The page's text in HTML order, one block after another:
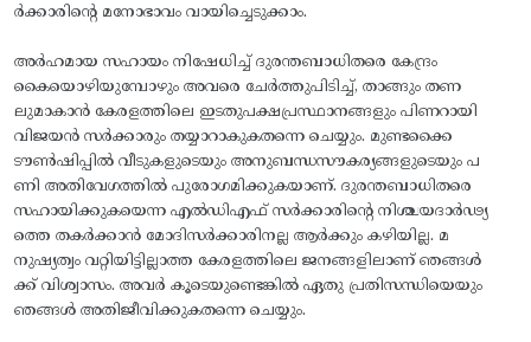
ർക്കാരിന്റെ മനോഭാവം വായിച്ചെടുക്കാം.
അർഹമായ സഹായം നിഷേധിച്ച് ദുരന്തബാധിതരെ കേന്ദ്രം
കൈയൊഴിയുമ്പോഴും അവരെ ചേർത്തുപിടിച്ച്, താങ്ങും തണ
ലുമാകാൻ കേരളത്തിലെ ഇടതുപക്ഷപ്രസ്ഥാനങ്ങളും പിണറായി
വിജയൻ സർക്കാരും തയ്യാറാകുകതന്നെ ചെയ്യും. മുണ്ടക്കൈ
ടൗൺഷിപ്പിൽ വീടുകളുടെയും അനുബന്ധസൗകര്യങ്ങളുടെയും പ
ണി അതിവേഗത്തിൽ പുരോഗമിക്കുകയാണ്. ദുരന്തബാധിതരെ
സഹായിക്കുകയെന്ന എൽഡിഎഫ് സർക്കാരിന്റെ നിശ്ചയദാർഢ്യ
ത്തെ തകർക്കാൻ മോദിസർക്കാരിനല്ല ആർക്കും കഴിയില്ല. മ
നുഷ്യത്വം വറ്റിയിട്ടില്ലാത്ത കേരളത്തിലെ ജനങ്ങളിലാണ് ഞങ്ങൾ
ക്ക് വിശ്വാസം. അവർ കൂടെയുണ്ടെങ്കിൽ ഏതു പ്രതിസന്ധിയെയും
ഞങ്ങൾ അതിജീവിക്കുകതന്നെ ചെയ്യും.